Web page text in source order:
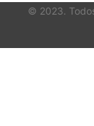
© 2023.